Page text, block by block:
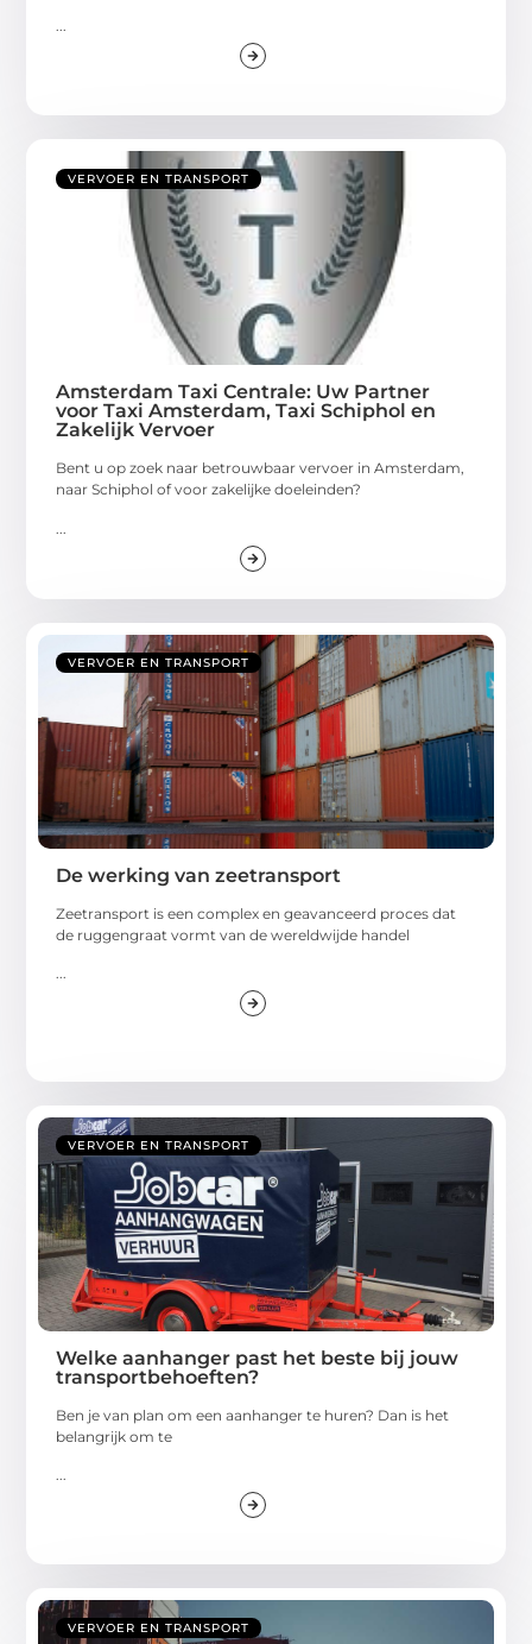
...
VERVOER EN TRANSPORT
Amsterdam Taxi Centrale: Uw Partner
voor Taxi Amsterdam, Taxi Schiphol en
Zakelijk Vervoer
Bent u op zoek naar betrouwbaar vervoer in Amsterdam,
naar Schiphol of voor zakelijke doeleinden?
VERVOER EN TRANSPORT
De werking van zeetransport
Zeetransport is een complex en geavanceerd proces dat
de ruggengraat vormt van de wereldwijde handel
...
VERVOER EN TRANSPORT
Welke aanhanger past het beste bij jouw
transportbehoeften?
Ben je van plan om een aanhanger te huren? Dan is het
belangrijk om te
...
VERVOER EN TRANSPORT